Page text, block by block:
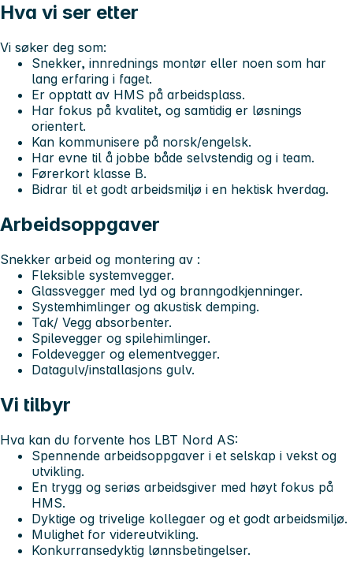
Hva vi ser etter
Vi søker deg som:
Snekker, innrednings montør eller noen som har
lang erfaring i faget.
Er opptatt av HMS på arbeidsplass.
Har fokus på kvalitet, og samtidig er løsnings
orientert.
Kan kommunisere på norsk/engelsk.
Har evne til å jobbe både selvstendig og i team.
Førerkort klasse B.
Bidrar til et godt arbeidsmiljø i en hektisk hverdag.
Arbeidsoppgaver
Snekker arbeid og montering av :
Fleksible systemvegger.
Glassvegger med lyd og branngodkjenninger.
Systemhimlinger og akustisk demping.
Tak/ Vegg absorbenter.
Spilevegger og spilehimlinger.
Foldevegger og elementvegger.
Datagulv/installasjons gulv.
Vi tilbyr
Hva kan du forvente hos LBT Nord AS:
Spennende arbeidsoppgaver i et selskap i vekst og
utvikling.
En trygg og seriøs arbeidsgiver med høyt fokus på
HMS.
Dyktige og trivelige kollegaer og et godt arbeidsmiljø.
Mulighet for videreutvikling.
Konkurransedyktig lønnsbetingelser.